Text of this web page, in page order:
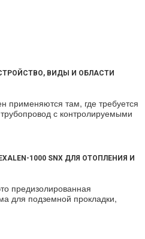
ВИДЫ И ОБЛАСТИ
применяются там, где требуется
с контролируемыми
1000 SNX ДЛЯ ОТОПЛЕНИЯ И
предизолированная
для подземной прокладки,